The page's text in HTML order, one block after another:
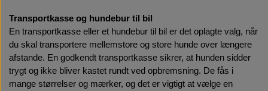
Transportkasse og hundebur til bil
En transportkasse eller et hundebur til bil er det oplagte valg, når
du skal transportere mellemstore og store hunde over længere
afstande. En godkendt transportkasse sikrer, at hunden sidder
trygt og ikke bliver kastet rundt ved opbremsning. De fås i
mange størrelser og mærker, og det er vigtigt at vælge en